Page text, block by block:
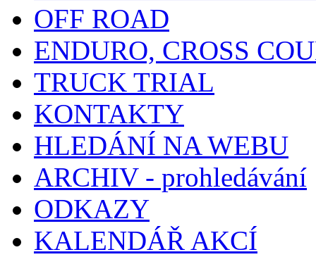
OFF ROAD
ENDURO, CROSS
TRUCK TRIAL
KONTAKTY
HLEDÁNÍ NA WEBU
ARCHIV - prohledávání
ODKAZY
KALENDÁŘ AKCÍ